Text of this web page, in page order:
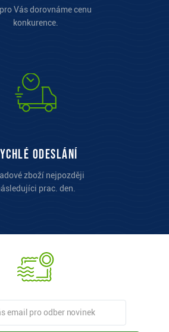
Vás dorovnáme cenu
konkurence.
odeslání
zboží nejpozději
prac. den.